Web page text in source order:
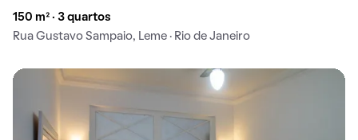
150 m² · 3 quartos
Rua Gustavo Sampaio, Leme · Rio de Janeiro